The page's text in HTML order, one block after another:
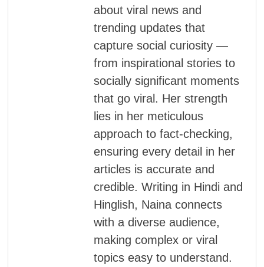
about viral news and
trending updates that
capture social curiosity —
from inspirational stories to
socially significant moments
that go viral. Her strength
lies in her meticulous
approach to fact-checking,
ensuring every detail in her
articles is accurate and
credible. Writing in Hindi and
Hinglish, Naina connects
with a diverse audience,
making complex or viral
topics easy to understand.